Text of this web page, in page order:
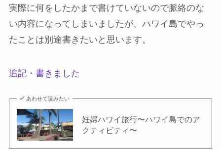
実際に何をしたかまで書けていないので脈絡のな
い内容になってしまいましたが、ハワイ島でやっ
たことは別途書きたいと思います。
追記・書きました
あわせて読みたい
妊婦ハワイ旅行〜ハワイ島でのア
クティビティ〜